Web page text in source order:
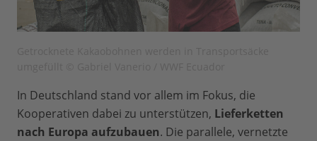
In Deutschland stand vor allem im Fokus, die
Kooperativen dabei zu unterstützen, Lieferketten
nach Europa aufzubauen. Die parallele, vernetzte